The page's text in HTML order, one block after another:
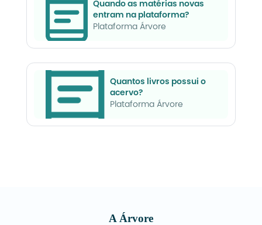
Quando as matérias novas
entram na plataforma?
Plataforma Árvore
Quantos livros possui o
acervo?
Plataforma Árvore
A Árvore